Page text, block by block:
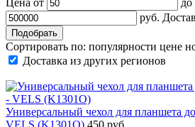
Цена от
до
руб.
Сортировать по: популярности цене
Доставка из других регионов
Универсальный чехол для планшета
VELS (K1301O) 450 руб.